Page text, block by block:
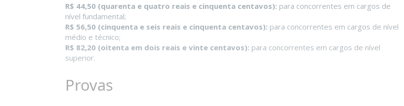
R$ 44,50 (quarenta e quatro reais e cinquenta centavos): para concorrentes em cargos de
nível fundamental;
R$ 56,50 (cinquenta e seis reais e cinquenta centavos): para concorrentes em cargos de nível
médio e técnico;
R$ 82,20 (oitenta em dois reais e vinte centavos): para concorrentes em cargos de nível
superior.
Provas